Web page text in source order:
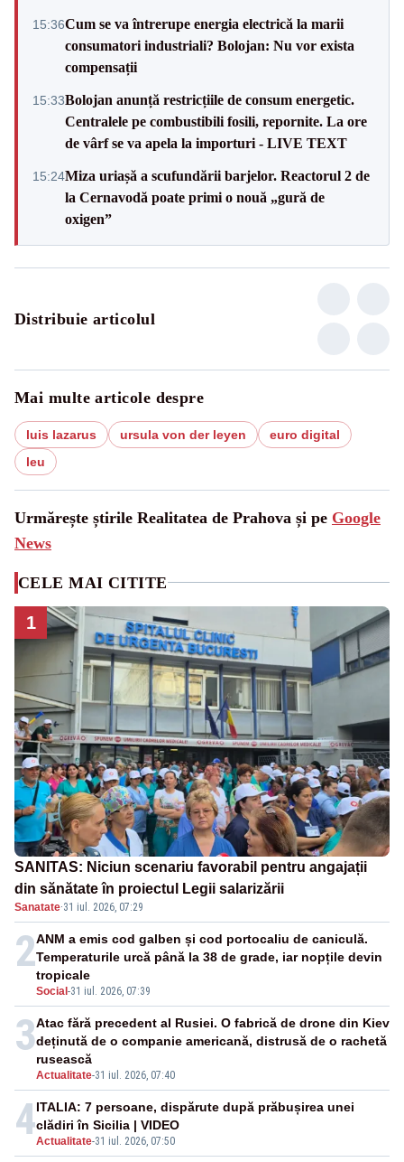
15:36Cum se va întrerupe energia electrică la marii
consumatori industriali? Bolojan: Nu vor exista
compensații
15:33Bolojan anunță restricțiile de consum energetic.
Centralele pe combustibili fosili, repornite. La ore
de vârf se va apela la importuri - LIVE TEXT
15:24Miza uriașă a scufundării barjelor. Reactorul 2 de
la Cernavodă poate primi o nouă „gură de
oxigen”
Distribuie articolul
Mai multe articole despre
luis lazarus ursula von der leyen
euro digital
leu
Urmărește știrile Realitatea de Prahova și pe Google
News
CELE MAI CITITE
1
SANITAS: Niciun scenariu favorabil pentru angajații
din sănătate în proiectul Legii salarizării
Sanatate·31 iul. 2026, 07:29
2
Social -31 iul. 2026, 07:39
ANM a emis cod galben și cod portocaliu de caniculă.
Temperaturile urcă până la 38 de grade, iar nopțile devin
tropicale
3
Actualitate-31 iul. 2026, 07:40
Atac fără precedent al Rusiei. O fabrică de drone din Kiev
deținută de o companie americană, distrusă de o rachetă
rusească
4Actualitate-31 iul. 2026, 07:50
ITALIA: 7 persoane, dispărute după prăbușirea unei
clădiri în Sicilia | VIDEO